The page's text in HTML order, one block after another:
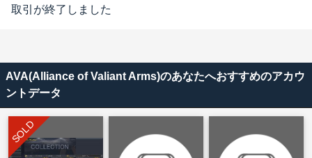
取引が終了しました
AVA(Alliance of Valiant Arms)のあなたへおすすめのアカウ
ントデータ
SOLD